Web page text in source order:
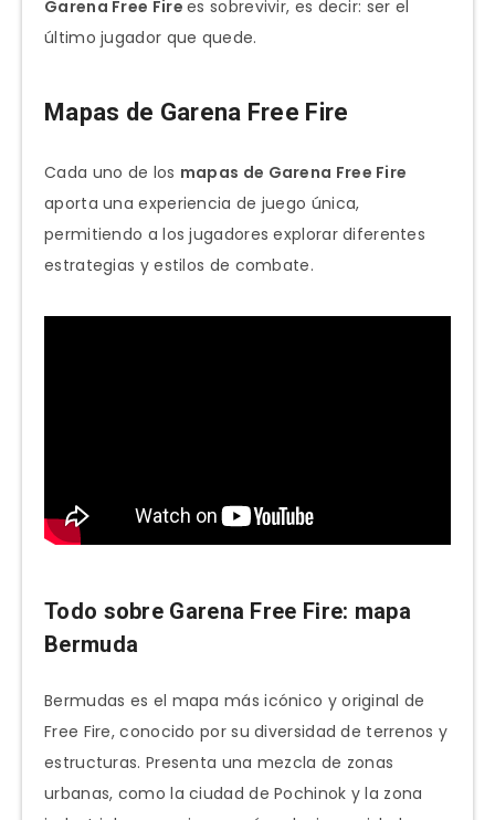
Garena Free Firees sobrevivir, es decir: ser el
último jugador que quede.
Mapas de Garena Free Fire
Cada uno de los mapas de Garena Free Fire
aporta una experiencia de juego única,
permitiendo a los jugadores explorar diferentes
estrategias y estilos de combate.
Todo sobre Garena Free Fire: mapa
Bermuda
Bermudas es el mapa más icónico y original de
Free Fire, conocido por su diversidad de terrenos y
estructuras. Presenta una mezcla de zonas
urbanas, como la ciudad de Pochinok y la zona